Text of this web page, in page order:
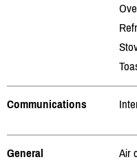
Communications
General
Air